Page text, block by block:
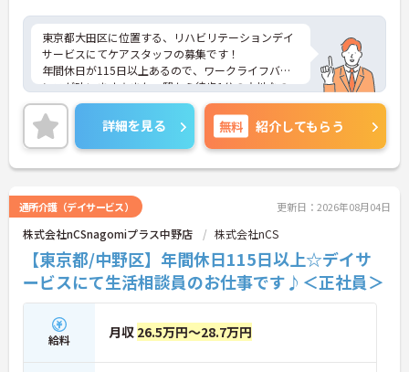
東京都大田区に位置する、リハビリテーションデイ
サービスにてケアスタッフの募集です！
年間休日が115日以上あるので、ワークライフバラ
ンスが叶います☆また、駅から徒歩1分の立地なの
で、通勤らくらくです♪
ご興味のある方には、面接対策ポイントなど、さら
に詳細をお話しいたしますのでお気軽にご相談くだ
さい！
詳細を見る 無料 紹介してもらう
通所介護（デイサービス） 更新日：2026年08月04日
株式会社nCSnagomiプラス中野店 株式会社nCS
【東京都/中野区】年間休日115日以上☆デイサ
ービスにて生活相談員のお仕事です♪＜正社員＞
給料 月収 26.5万円～28.7万円